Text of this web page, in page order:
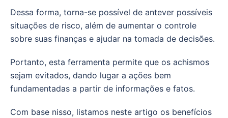
Dessa forma, torna-se possível de antever possíveis
situações de risco, além de aumentar o controle
sobre suas finanças e ajudar na tomada de decisões.
Portanto, esta ferramenta permite que os achismos
sejam evitados, dando lugar a ações bem
fundamentadas a partir de informações e fatos.
Com base nisso, listamos neste artigo os benefícios